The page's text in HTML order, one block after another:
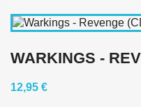
WARKINGS -
12,95 €